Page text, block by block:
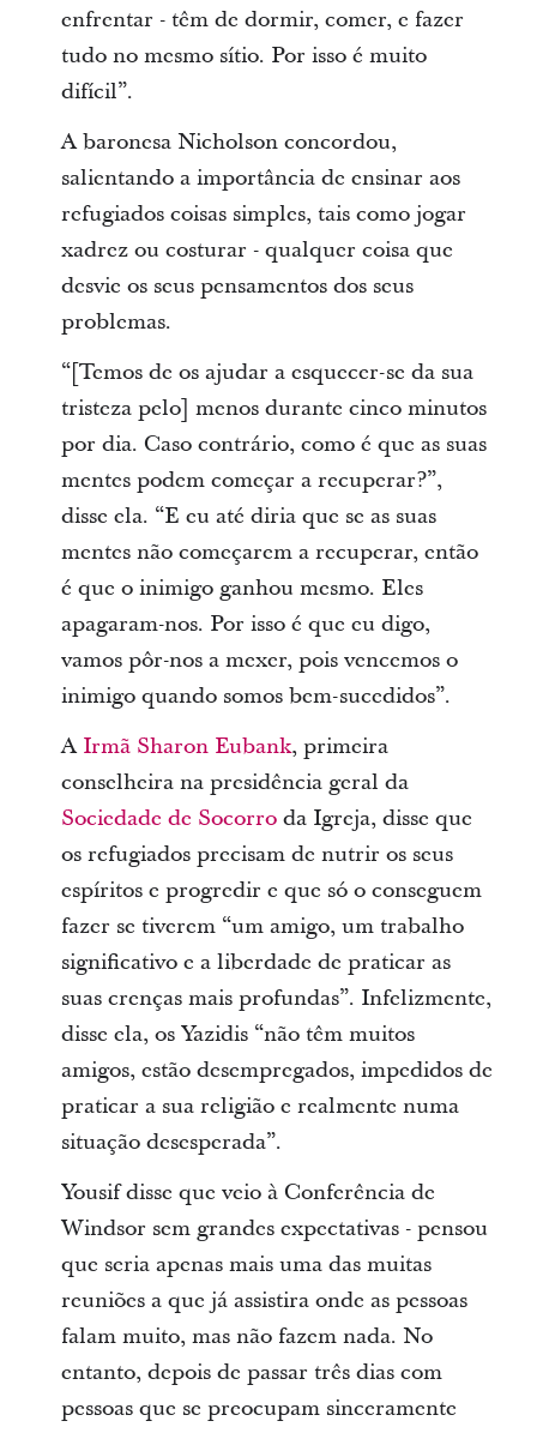
enfrentar - têm de dormir, comer, e fazer
tudo no mesmo sítio. Por isso é muito
difícil”.
A baronesa Nicholson concordou,
salientando a importância de ensinar aos
refugiados coisas simples, tais como jogar
xadrez ou costurar - qualquer coisa que
desvie os seus pensamentos dos seus
problemas.
“[Temos de os ajudar a esquecer-se da sua
tristeza pelo] menos durante cinco minutos
por dia. Caso contrário, como é que as suas
mentes podem começar a recuperar?”,
disse ela. “E eu até diria que se as suas
mentes não começarem a recuperar, então
é que o inimigo ganhou mesmo. Eles
apagaram-nos. Por isso é que eu digo,
vamos pôr-nos a mexer, pois vencemos o
inimigo quando somos bem-sucedidos”.
A Irmã Sharon Eubank, primeira
conselheira na presidência geral da
Sociedade de Socorroda Igreja, disse que
os refugiados precisam de nutrir os seus
espíritos e progredir e que só o conseguem
fazer se tiverem “um amigo, um trabalho
significativo e a liberdade de praticar as
suas crenças mais profundas”. Infelizmente,
disse ela, os Yazidis “não têm muitos
amigos, estão desempregados, impedidos de
praticar a sua religião e realmente numa
situação desesperada”.
Yousif disse que veio à Conferência de
Windsor sem grandes expectativas - pensou
que seria apenas mais uma das muitas
reuniões a que já assistira onde as pessoas
falam muito, mas não fazem nada. No
entanto, depois de passar três dias com
pessoas que se preocupam sinceramente